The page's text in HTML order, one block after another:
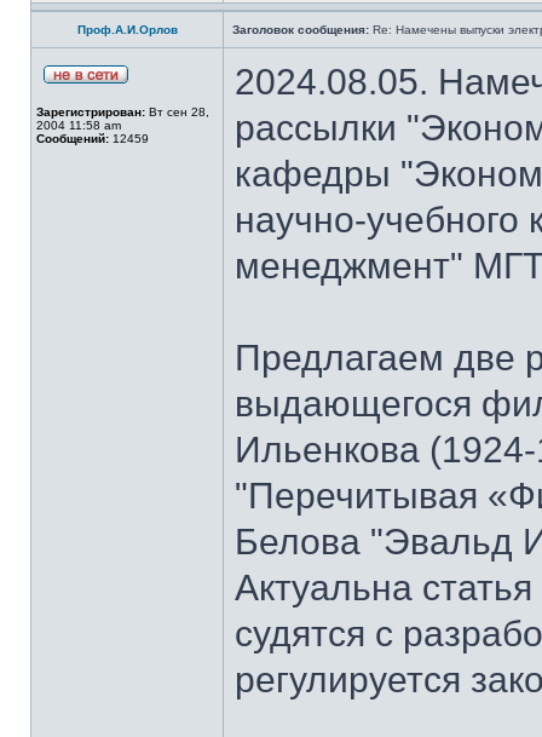
Проф.А.И.Орлов Заголовок сообщения: Re: Намечены выпуски
Зарегистрирован: Вт сен 28,
2004 11:58 am
Сообщений: 12459
2024.08.05.
рассылки
кафедры
научно-
менеджмент"
Предлагаем две
выдающегося
Ильенкова
"Перечитывая
Белова "Эвальд
Актуальна
судятся с
регулируется